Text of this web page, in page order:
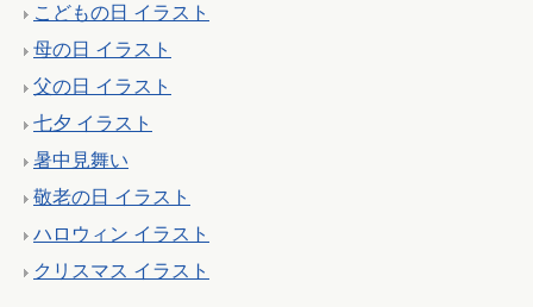
こどもの日 イラスト
母の日 イラスト
父の日 イラスト
七夕 イラスト
暑中見舞い
敬老の日 イラスト
ハロウィン イラスト
クリスマス イラスト